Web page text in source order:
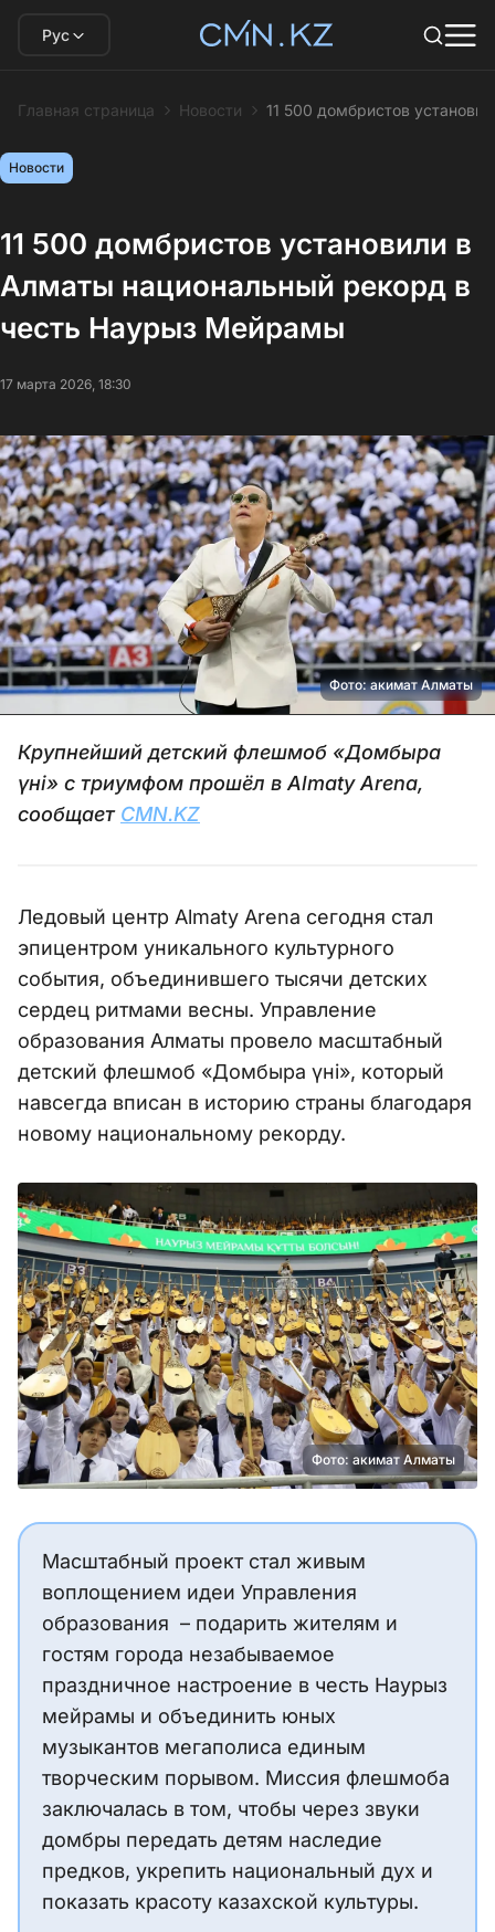
Рус
Главная страница Новости 11 500 домбристов
Новости
11 500 домбристов установили в
Алматы национальный рекорд в
честь Наурыз Мейрамы
17 марта 2026, 18:30
Фото: акимат Алматы
Крупнейший детский флешмоб «Домбыра
үні» с триумфом прошёл в Almaty Arena,
сообщает CMN.KZ
Ледовый центр Almaty Arena сегодня стал
эпицентром уникального культурного
события, объединившего тысячи детских
сердец ритмами весны. Управление
образования Алматы провело масштабный
детский флешмоб «Домбыра үні», который
навсегда вписан в историю страны благодаря
новому национальному рекорду.
Фото: акимат Алматы
Масштабный проект стал живым
воплощением идеи Управления
образования – подарить жителям и
гостям города незабываемое
праздничное настроение в честь Наурыз
мейрамы и объединить юных
музыкантов мегаполиса единым
творческим порывом. Миссия флешмоба
заключалась в том, чтобы через звуки
домбры передать детям наследие
предков, укрепить национальный дух и
показать красоту казахской культуры.